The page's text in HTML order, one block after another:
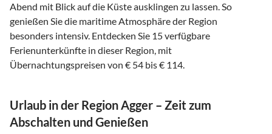
Abend mit Blick auf die Küste ausklingen zu lassen. So
genießen Sie die maritime Atmosphäre der Region
besonders intensiv. Entdecken Sie 15 verfügbare
Ferienunterkünfte in dieser Region, mit
Übernachtungspreisen von € 54 bis € 114.
Urlaub in der Region Agger – Zeit zum
Abschalten und Genießen